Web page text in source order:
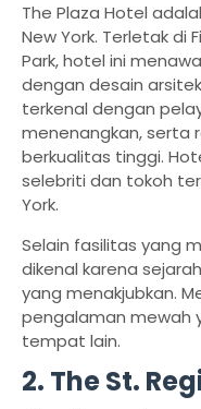
The Plaza Hotel
New York. Terletak di
Park, hotel ini
dengan desain
terkenal dengan
menenangkan, serta
berkualitas tinggi.
selebriti dan tokoh
York.
Selain fasilitas yang
dikenal karena
yang menakjubkan.
pengalaman mewah
tempat lain.
2. The St.